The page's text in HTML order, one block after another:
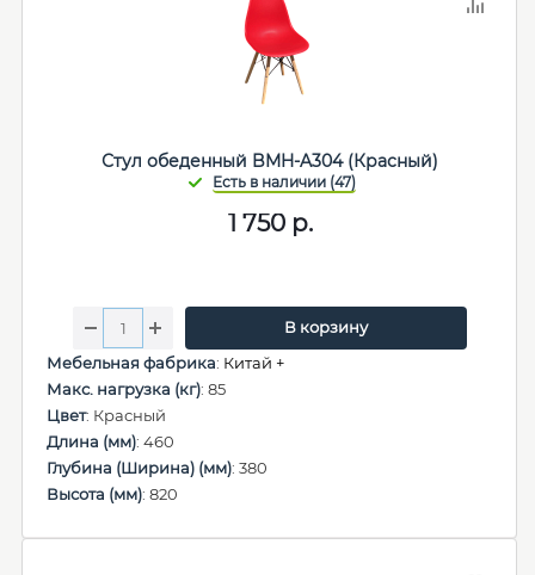
Стул обеденный BMH-A304 (Красный)
1 750р.
В корзину
Мебельная фабрика: Китай +
Макс. нагрузка (кг): 85
Цвет: Красный
Длина (мм): 460
Глубина (Ширина) (мм): 380
Высота (мм): 820